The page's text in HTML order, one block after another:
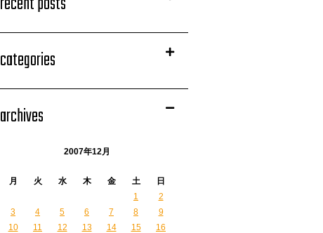
categories
archives
2007年12月
月 火 水 木 金 土
日
1
2
3
4 5 6 7 8
9
10
11 12 13 14 15
16